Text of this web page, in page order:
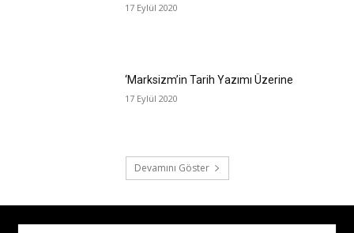
17 Eylül 2020
‘Marksizm’in Tarih Yazımı Üzerine
17 Eylül 2020
Devamını Göster